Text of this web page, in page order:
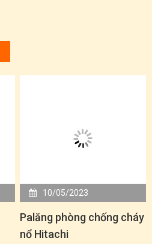
10/05/2023
Palăng phòng chống cháy
nổ Hitachi